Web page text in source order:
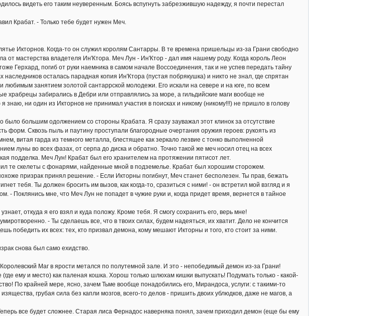
видеть его таким неуверенным. Боясь вспугнуть забрезжившую надежду, я почти перестал
Крабат. - Только тебе будет нужен Меч.
Икторнов. Когда-то он служил королям Сантарры. В те времена пришельцы из-за Грани свободно
от мастерства владетеля Ин'Ктора. Меч Лун - Ин'Ктор - дал имя нашему роду. Когда король Леон
Герхард, погиб от руки наемника в самом начале Воссоединения, так и не успев передать тайну
осталась парадная копия Ин'Ктора (пустая побрякушка) и никто не знал, где спрятан
любимым занятием золотой сантаррской молодежи. Его искали на севере и на юге, по всем
храбрецы забирались в Дебри или отправлялись за море, а гильдийские маги вообще не
знаю, ни один из Икторнов не принимал участия в поисках и никому (никому!!!) не пришло в голову
большим одолжением со стороны Крабата. Я сразу зауважал этот клинок за отсутствие
форм. Сквозь пыль и паутину проступали благородные очертания оружия героев: рукоять из
витая гарда из темного металла, блестящее как зеркало лезвие с тонко выполненной
луны во всех фазах, от серпа до диска и обратно. Точно такой же меч носил отец на всех
подделка. Меч Лун! Крабат был его хранителем на протяжении пятисот лет.
те скелеты с фонарями, найденные мной в подземелье. Крабат был хорошим сторожем.
призрак принял решение. - Если Икторны погибнут, Меч станет бесполезен. Ты прав, бежать
тебя. Ты должен бросить им вызов, как когда-то, сразиться с ними! - он встретил мой взгляд и я
- Поклянись мне, что Меч Лун не попадет в чужие руки и, когда придет время, вернется в тайное
откуда я его взял и куда положу. Кроме тебя. Я смогу сохранить его, верь мне!
- Ты сделаешь все, что в твоих силах, будем надеяться, их хватит. Дело не кончится
победить их всех: тех, кто призвал демона, кому мешают Икторны и того, кто стоит за ними.
снова был само ехидство.
Маг в ярости метался по полутемной зале. И это - непобедимый демон из-за Грани!
(где ему и место) как паленая кошка. Хорош только шлюхам кишки выпускать! Подумать только - какой-
По крайней мере, ясно, зачем Тьме вообще понадобились его, Мирандоса, услуги: с такими-то
грубая сила без капли мозгов, всего-то делов - пришить двоих ублюдков, даже не магов, а
все будет сложнее. Старая лиса Фернадос наверняка понял, зачем приходил демон (еще бы ему